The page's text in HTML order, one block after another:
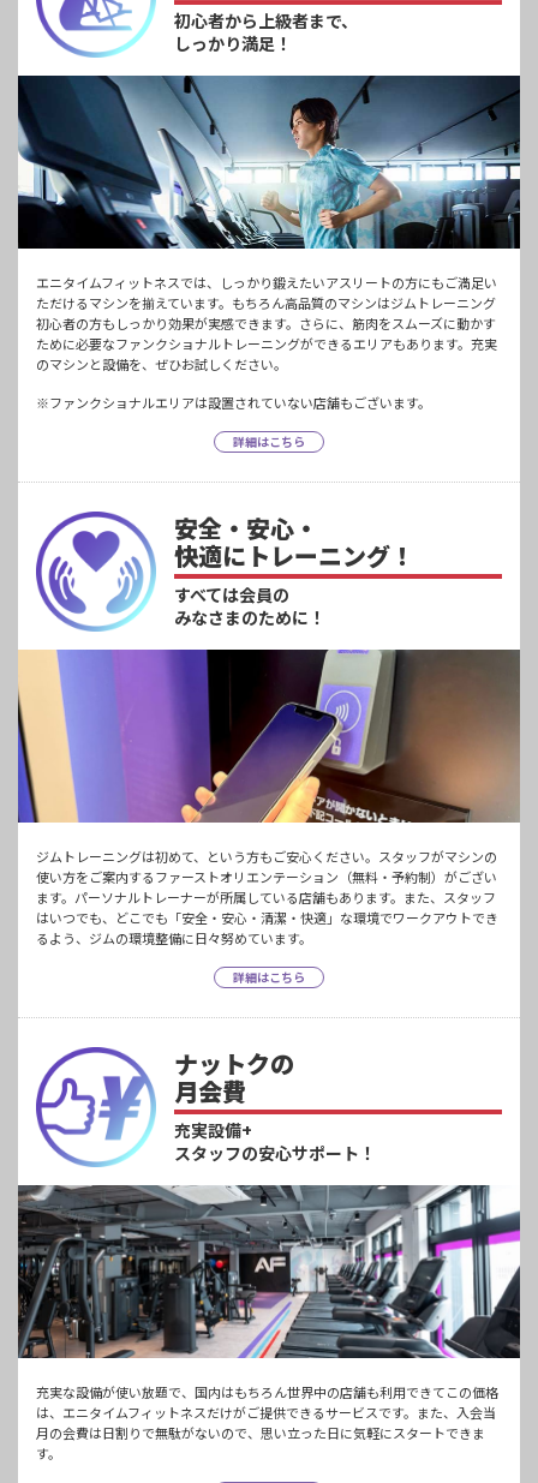
初心者から上級者まで、
しっかり満足！
エニタイムフィットネスでは、しっかり鍛えたいアスリートの方にもご満足い
ただけるマシンを揃えています。もちろん高品質のマシンはジムトレーニング
初心者の方もしっかり効果が実感できます。さらに、筋肉をスムーズに動かす
ために必要なファンクショナルトレーニングができるエリアもあります。充実
のマシンと設備を、ぜひお試しください。
※ファンクショナルエリアは設置されていない店舗もございます。
詳細はこちら
安全・安心・
快適にトレーニング！
すべては会員の
みなさまのために！
ジムトレーニングは初めて、という方もご安心ください。スタッフがマシンの
使い方をご案内するファーストオリエンテーション（無料・予約制）がござい
ます。パーソナルトレーナーが所属している店舗もあります。また、スタッフ
はいつでも、どこでも「安全・安心・清潔・快適」な環境でワークアウトでき
るよう、ジムの環境整備に日々努めています。
詳細はこちら
ナットクの
月会費
充実設備+
スタッフの安心サポート！
充実な設備が使い放題で、国内はもちろん世界中の店舗も利用できてこの価格
は、エニタイムフィットネスだけがご提供できるサービスです。また、入会当
月の会費は日割りで無駄がないので、思い立った日に気軽にスタートできま
す。